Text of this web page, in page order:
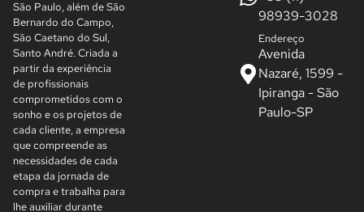
São Paulo, além de São
Bernardo do Campo,
São Caetano do Sul,
Santo André. Criada a
partir da experiência
de profissionais
comprometidos com o
sonho e os projetos de
cada cliente, a empresa
que compreende as
necessidades de cada
etapa da jornada de
compra e trabalha para
lhe auxiliar durante
98939-3028
Endereço
Avenida
Nazaré, 1599 -
Ipiranga - São
Paulo-SP